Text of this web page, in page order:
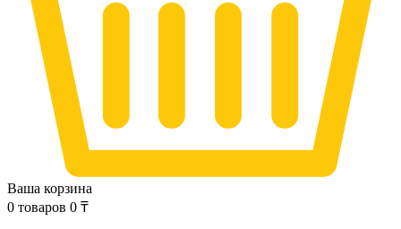
Ваша корзина
0 товаров 0 ₸